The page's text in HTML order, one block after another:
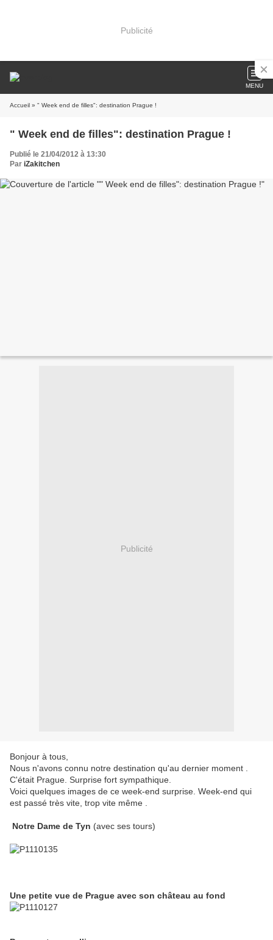
Publicité
MENU
Accueil » " Week end de filles": destination Prague !
" Week end de filles": destination Prague !
Publié le 21/04/2012 à 13:30
Par iZakitchen
Publicité
Bonjour à tous,
Nous n'avons connu notre destination qu'au dernier moment .
C'était Prague. Surprise fort sympathique.
Voici quelques images de ce week-end surprise. Week-end qui
est passé très vite, trop vite même .
Notre Dame de Tyn (avec ses tours)
Une petite vue de Prague avec son château au fond